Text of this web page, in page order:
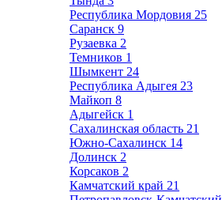
Республика Мордовия 25
Саранск 9
Рузаевка 2
Темников 1
Шымкент 24
Республика Адыгея 23
Майкоп 8
Адыгейск 1
Сахалинская область 21
Южно-Сахалинск 14
Долинск 2
Корсаков 2
Камчатский край 21